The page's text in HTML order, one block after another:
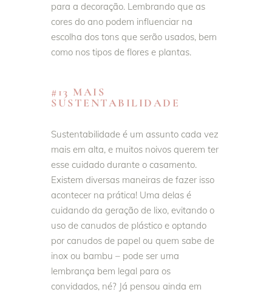
para a decoração. Lembrando que as
cores do ano podem influenciar na
escolha dos tons que serão usados, bem
como nos tipos de flores e plantas.
#13 MAIS
SUSTENTABILIDADE
Sustentabilidade é um assunto cada vez
mais em alta, e muitos noivos querem ter
esse cuidado durante o casamento.
Existem diversas maneiras de fazer isso
acontecer na prática! Uma delas é
cuidando da geração de lixo, evitando o
uso de canudos de plástico e optando
por canudos de papel ou quem sabe de
inox ou bambu – pode ser uma
lembrança bem legal para os
convidados, né? Já pensou ainda em